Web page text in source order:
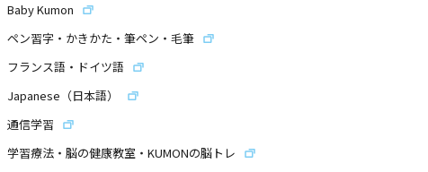
Baby Kumon
ペン習字・かきかた・筆ペン・毛筆
フランス語・ドイツ語
Japanese（日本語）
通信学習
学習療法・脳の健康教室・KUMONの脳トレ